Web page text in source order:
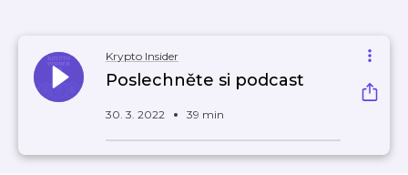
Krypto Insider
Poslechněte si podcast
30. 3. 2022 39 min